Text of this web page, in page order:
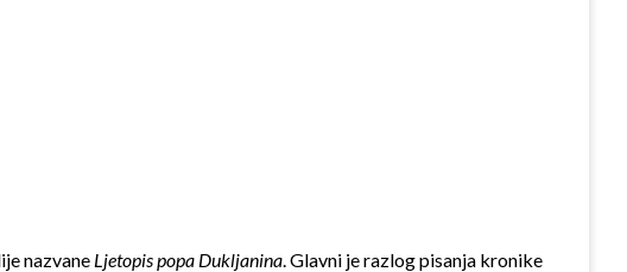
nazvane Ljetopis popa Dukljanina. Glavni je razlog pisanja kronike